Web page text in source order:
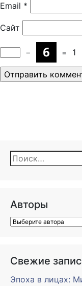
Email *
Сайт
− = 1
Найти:
Авторы
Свежие
Эпоха в лицах: